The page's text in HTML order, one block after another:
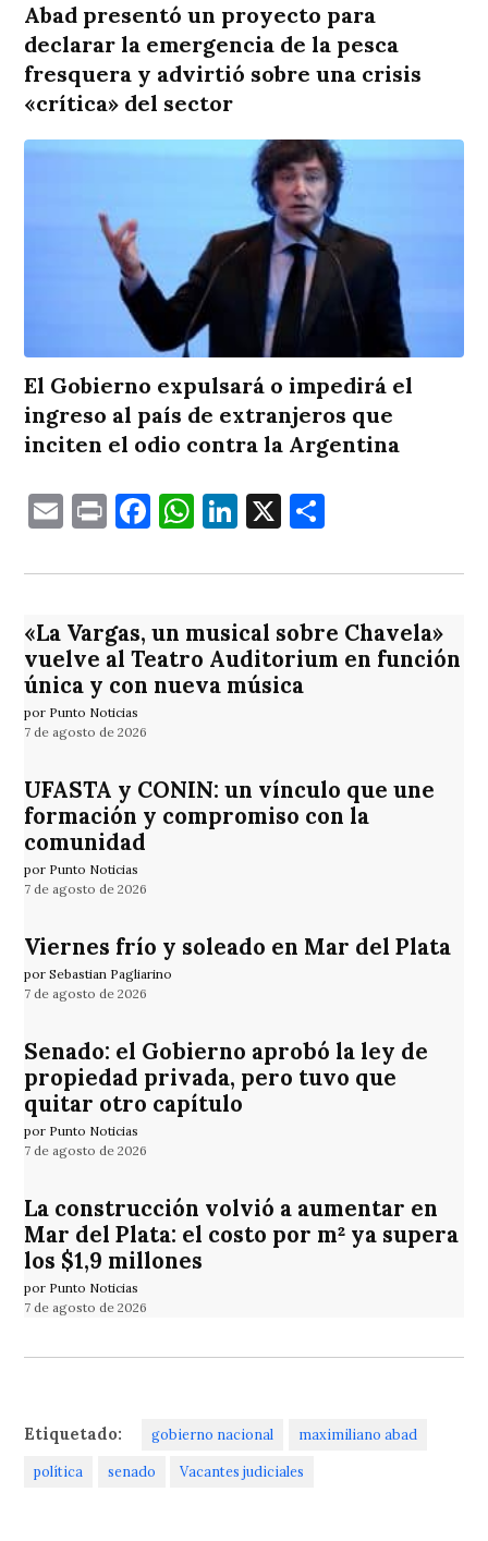
Abad presentó un proyecto para
declarar la emergencia de la pesca
fresquera y advirtió sobre una crisis
«crítica» del sector
El Gobierno expulsará o impedirá el
ingreso al país de extranjeros que
inciten el odio contra la Argentina
EmailPrintFacebook
WhatsApp
LinkedIn
X
«La Vargas, un musical sobre Chavela»
vuelve al Teatro Auditorium en función
única y con nueva música
por Punto Noticias
7 de agosto de 2026
UFASTA y CONIN: un vínculo que une
formación y compromiso con la
comunidad
por Punto Noticias
7 de agosto de 2026
Viernes frío y soleado en Mar del Plata
por Sebastian Pagliarino
7 de agosto de 2026
Senado: el Gobierno aprobó la ley de
propiedad privada, pero tuvo que
quitar otro capítulo
por Punto Noticias
7 de agosto de 2026
La construcción volvió a aumentar en
Mar del Plata: el costo por m² ya supera
los $1,9 millones
por Punto Noticias
7 de agosto de 2026
Etiquetado: gobierno nacional maximiliano abad
política senado Vacantes judiciales